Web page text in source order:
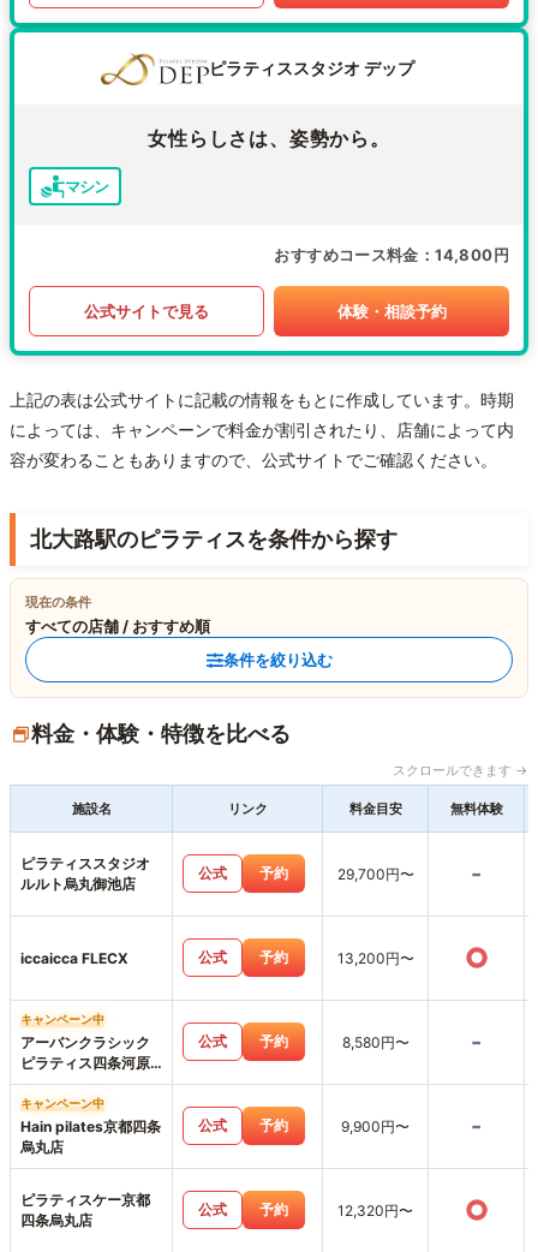
ピラティススタジオ デップ
女性らしさは、姿勢から。
マシン
おすすめコース料金 14,800円
公式サイトで見る 体験・相談予約
上記の表は公式サイトに記載の情報をもとに作成しています。時期
によっては、キャンペーンで料金が割引されたり、店舗によって内
容が変わることもありますので、公式サイトでご確認ください。
北大路駅のピラティスを条件から探す
現在の条件
すべての店舗 / おすすめ順
条件を絞り込む
料金・体験・特徴を比べる
スクロールできます →
施設名 リンク 料金目安 無料体験
ピラティススタジオ
ルルト烏丸御池店
公式 予約 29,700円〜 -
iccaicca FLECX 公式 予約 13,200円〜 ○
キャンペーン中
アーバンクラシック
ピラティス四条河原
町店
公式 予約 8,580円〜 -
キャンペーン中
Hain pilates京都四条
烏丸店
公式 予約 9,900円〜 -
ピラティスケー京都
四条烏丸店
公式 予約 12,320円〜 ○